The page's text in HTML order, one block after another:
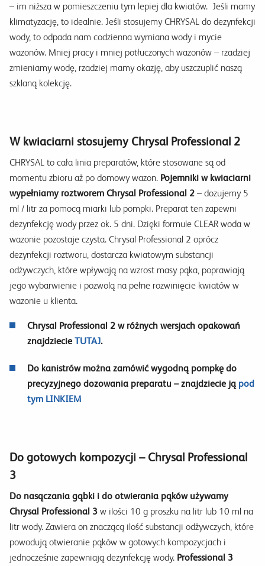
– im niższa w pomieszczeniu tym lepiej dla kwiatów. Jeśli mamy
klimatyzację, to idealnie. Jeśli stosujemy CHRYSAL do dezynfekcji
wody, to odpada nam codzienna wymiana wody i mycie
wazonów. Mniej pracy i mniej potłuczonych wazonów – rzadziej
zmieniamy wodę, rzadziej mamy okazję, aby uszczuplić naszą
szklaną kolekcję.
W kwiaciarni stosujemy Chrysal Professional 2
CHRYSAL to cała linia preparatów, które stosowane są od
momentu zbioru aż po domowy wazon. Pojemniki w kwiaciarni
wypełniamy roztworem Chrysal Professional 2 – dozujemy 5
ml / litr za pomocą miarki lub pompki. Preparat ten zapewni
dezynfekcję wody przez ok. 5 dni. Dzięki formule CLEAR woda w
wazonie pozostaje czysta. Chrysal Professional 2 oprócz
dezynfekcji roztworu, dostarcza kwiatowym substancji
odżywczych, które wpływają na wzrost masy pąka, poprawiają
jego wybarwienie i pozwolą na pełne rozwinięcie kwiatów w
wazonie u klienta.
Chrysal Professional 2 w różnych wersjach opakowań
znajdziecie TUTAJ.
Do kanistrów można zamówić wygodną pompkę do
precyzyjnego dozowania preparatu – znajdziecie ją pod
tym LINKIEM
Do gotowych kompozycji –Chrysal Professional
3
Do nasączania gąbki i do otwierania pąków używamy
Chrysal Professional 3 w ilości 10 g proszku na litr lub 10 ml na
litr wody. Zawiera on znaczącą ilość substancji odżywczych, które
powodują otwieranie pąków w gotowych kompozycjach i
jednocześnie zapewniają dezynfekcję wody. Professional 3